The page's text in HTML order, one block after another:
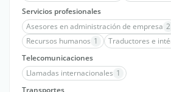
Servicios profesionales
Asesores en administración de empresa 2
Recursos humanos 1 Traductores e
Telecomunicaciones
Llamadas internacionales 1
Transportes